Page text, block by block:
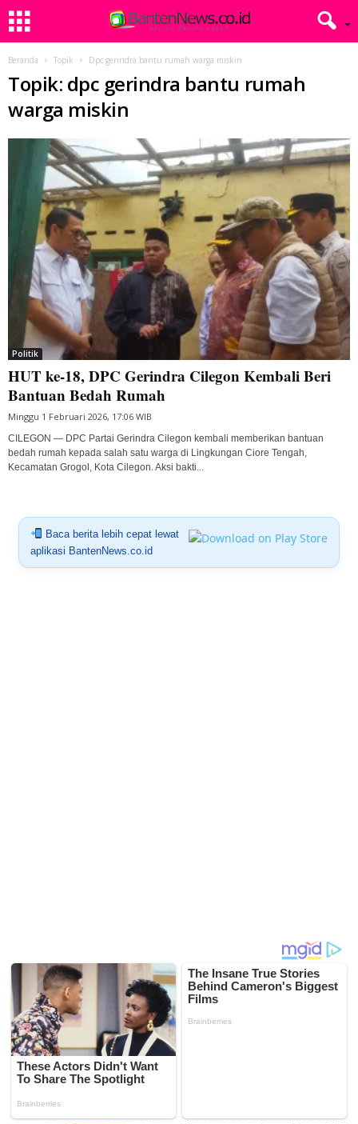
Beranda Topik Dpc gerindra bantu rumah warga miskin
Topik: dpc gerindra bantu rumah
warga miskin
Politik
HUT ke-18, DPC Gerindra Cilegon Kembali Beri
Bantuan Bedah Rumah
Minggu 1 Februari 2026, 17:06 WIB
CILEGON — DPC Partai Gerindra Cilegon kembali memberikan bantuan
bedah rumah kepada salah satu warga di Lingkungan Ciore Tengah,
Kecamatan Grogol, Kota Cilegon. Aksi bakti...
Baca berita lebih cepat lewat
aplikasi BantenNews.co.id